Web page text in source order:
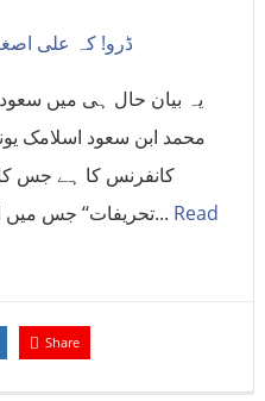
یہ بیان حال ہی میں
محمد ابن سعود اسلامک
کانفرنس کا ہے جس کا
تحریفات‘‘ جس میں اس کانفرنس کے شرکاء نے ص... Read
Share